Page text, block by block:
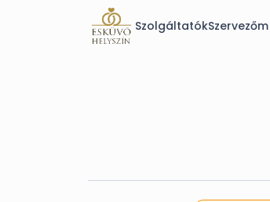
SzolgáltatókSzervezőm